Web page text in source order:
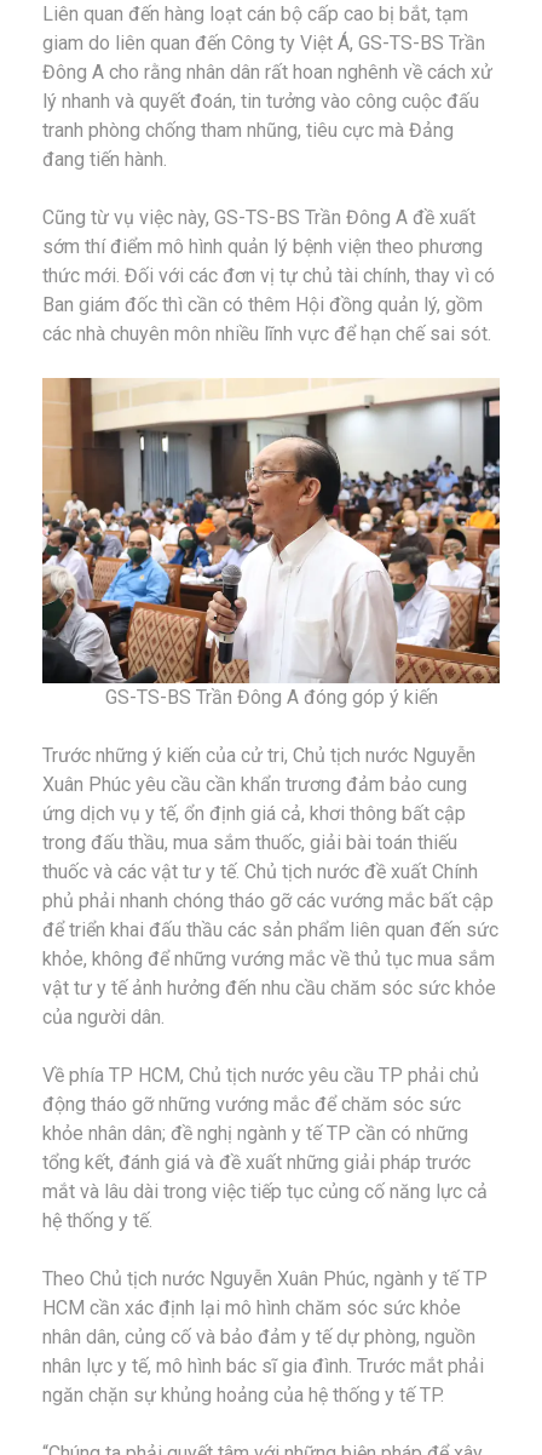
Liên quan đến hàng loạt cán bộ cấp cao bị bắt, tạm
giam do liên quan đến Công ty Việt Á, GS-TS-BS Trần
Đông A cho rằng nhân dân rất hoan nghênh về cách xử
lý nhanh và quyết đoán, tin tưởng vào công cuộc đấu
tranh phòng chống tham nhũng, tiêu cực mà Đảng
đang tiến hành.
Cũng từ vụ việc này, GS-TS-BS Trần Đông A đề xuất
sớm thí điểm mô hình quản lý bệnh viện theo phương
thức mới. Đối với các đơn vị tự chủ tài chính, thay vì có
Ban giám đốc thì cần có thêm Hội đồng quản lý, gồm
các nhà chuyên môn nhiều lĩnh vực để hạn chế sai sót.
GS-TS-BS Trần Đông A đóng góp ý kiến
Trước những ý kiến của cử tri, Chủ tịch nước Nguyễn
Xuân Phúc yêu cầu cần khẩn trương đảm bảo cung
ứng dịch vụ y tế, ổn định giá cả, khơi thông bất cập
trong đấu thầu, mua sắm thuốc, giải bài toán thiếu
thuốc và các vật tư y tế. Chủ tịch nước đề xuất Chính
phủ phải nhanh chóng tháo gỡ các vướng mắc bất cập
để triển khai đấu thầu các sản phẩm liên quan đến sức
khỏe, không để những vướng mắc về thủ tục mua sắm
vật tư y tế ảnh hưởng đến nhu cầu chăm sóc sức khỏe
của người dân.
Về phía TP HCM, Chủ tịch nước yêu cầu TP phải chủ
động tháo gỡ những vướng mắc để chăm sóc sức
khỏe nhân dân; đề nghị ngành y tế TP cần có những
tổng kết, đánh giá và đề xuất những giải pháp trước
mắt và lâu dài trong việc tiếp tục củng cố năng lực cả
hệ thống y tế.
Theo Chủ tịch nước Nguyễn Xuân Phúc, ngành y tế TP
HCM cần xác định lại mô hình chăm sóc sức khỏe
nhân dân, củng cố và bảo đảm y tế dự phòng, nguồn
nhân lực y tế, mô hình bác sĩ gia đình. Trước mắt phải
ngăn chặn sự khủng hoảng của hệ thống y tế TP.